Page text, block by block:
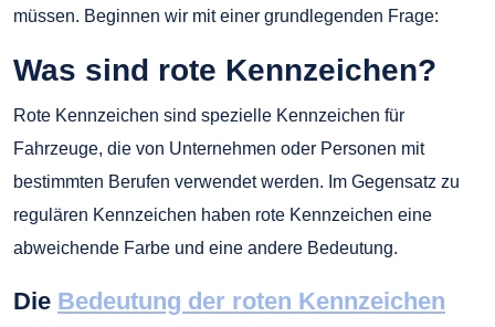
müssen. Beginnen wir mit einer grundlegenden Frage:
Was sind rote Kennzeichen?
Rote Kennzeichen sind spezielle Kennzeichen für
Fahrzeuge, die von Unternehmen oder Personen mit
bestimmten Berufen verwendet werden. Im Gegensatz zu
regulären Kennzeichen haben rote Kennzeichen eine
abweichende Farbe und eine andere Bedeutung.
Die Bedeutung der roten Kennzeichen